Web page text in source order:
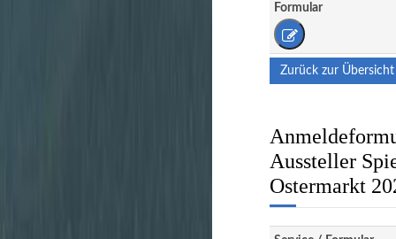
Formular
Zurück zur Übersicht
Aussteller
Ostermarkt